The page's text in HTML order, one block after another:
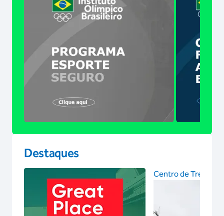
Destaques
Centro de